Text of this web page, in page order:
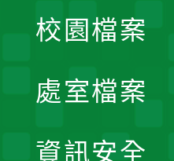
校園檔案
處室檔案
資訊安全